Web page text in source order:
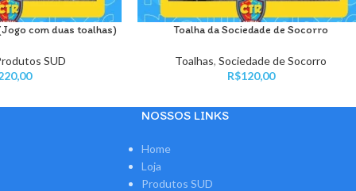
AO CARRINHO
com duas toalhas)
SUD
ADICIONAR AO CARRINHO
Toalha da Sociedade de Socorro
Toalhas,Sociedade de Socorro
R$120,00
NOSSOS LINKS
Home
Loja
Produtos SUD